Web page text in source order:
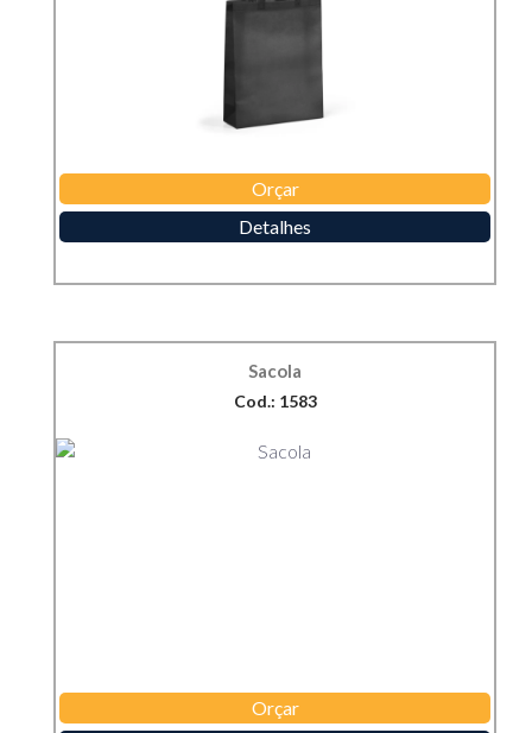
Orçar
Detalhes
Sacola
Cod.: 1583
Orçar